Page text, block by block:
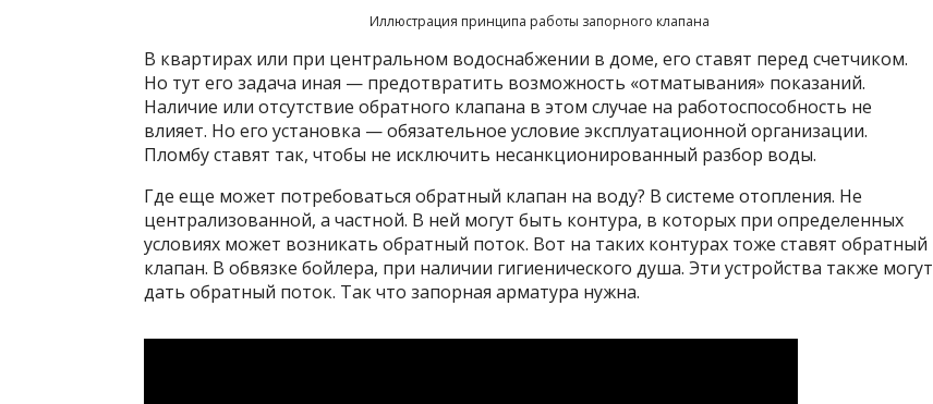
Иллюстрация принципа работы запорного клапана
В квартирах или при центральном водоснабжении в доме, его ставят перед счетчиком.
Но тут его задача иная — предотвратить возможность «отматывания» показаний.
Наличие или отсутствие обратного клапана в этом случае на работоспособность не
влияет. Но его установка — обязательное условие эксплуатационной организации.
Пломбу ставят так, чтобы не исключить несанкционированный разбор воды.
Где еще может потребоваться обратный клапан на воду? В системе отопления. Не
централизованной, а частной. В ней могут быть контура, в которых при определенных
условиях может возникать обратный поток. Вот на таких контурах тоже ставят обратный
клапан. В обвязке бойлера, при наличии гигиенического душа. Эти устройства также могут
дать обратный поток. Так что запорная арматура нужна.